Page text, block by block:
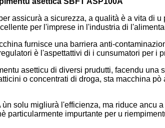
assicurà a sicurezza, a qualità è a vita di
per l'imprese in l'industria di
furnisce una barriera anti-
è l'aspettattivi di i cunsumatori per i
asetticu di diversi prudutti, facendu
o concentrati di droga, sta macchina
solu migliurà l'efficienza, ma riduce ancu
particularmente impurtante per u